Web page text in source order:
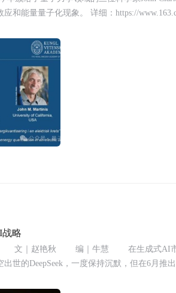
和能量量子化现象。 详细：https://
略
｜赵艳秋 编｜牛慧 在生成式AI市场上
世的DeepSeek，一度保持沉默，但在6月推